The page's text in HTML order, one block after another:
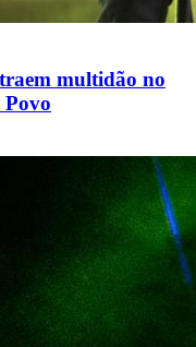
multidão no